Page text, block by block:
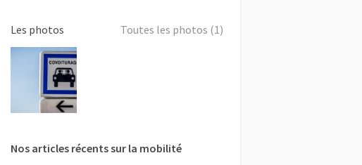
Les photos Toutes les photos (1)
Nos articles récents sur la mobilité